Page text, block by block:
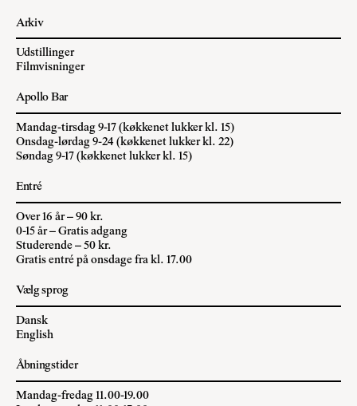
Arkiv
Udstillinger
Filmvisninger
Apollo Bar
Mandag-tirsdag 9-17 (køkkenet lukker kl. 15)
Onsdag-lørdag 9-24 (køkkenet lukker kl. 22)
Søndag 9-17 (køkkenet lukker kl. 15)
Entré
Over 16 år – 90 kr.
0-15 år – Gratis adgang
Studerende – 50 kr.
Gratis entré på onsdage fra kl. 17.00
Vælg sprog
Dansk
English
Åbningstider
Mandag-fredag 11.00-19.00